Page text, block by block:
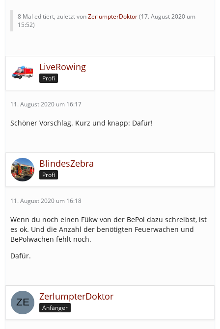
8 Mal editiert, zuletzt vonZerlumpterDoktor(17. August 2020 um
15:52)
LiveRowing
Profi
11. August 2020 um 16:17
Schöner Vorschlag. Kurz und knapp: Dafür!
BlindesZebra
Profi
11. August 2020 um 16:18
Wenn du noch einen Fükw von der BePol dazu schreibst, ist
es ok. Und die Anzahl der benötigten Feuerwachen und
BePolwachen fehlt noch.
Dafür.
ZerlumpterDoktor
Anfänger